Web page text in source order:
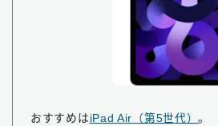
おすすめは iPad Air（第5世代）。